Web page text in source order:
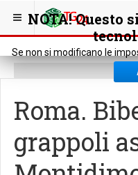
NOTA! Questo
Se non si modificano le
SEI QUI: ATTUALITÀ
Roma.
grappoli